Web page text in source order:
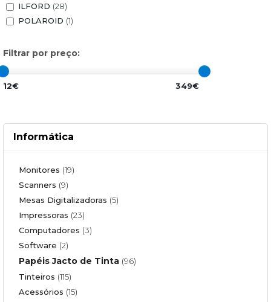
ILFORD (28)
POLAROID (1)
Filtrar por preço:
12€ 349€
Informática
Monitores (19)
Scanners (9)
Mesas Digitalizadoras (5)
Impressoras (23)
Computadores (3)
Software (2)
Papéis Jacto de Tinta (96)
Tinteiros (115)
Acessórios (15)